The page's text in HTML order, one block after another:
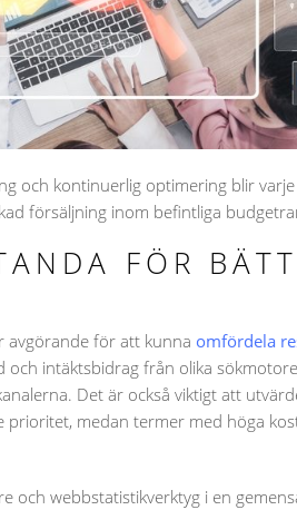
och kontinuerlig optimering blir
försäljning inom befintliga
FÖR
avgörande för att kunna omfördela
intäktsbidrag från olika
Det är också viktigt att
medan termer med höga
och webbstatistikverktyg i en